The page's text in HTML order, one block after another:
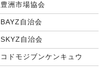
豊洲市場協会
BAYZ自治会
SKYZ自治会
コドモジブンケンキュウ